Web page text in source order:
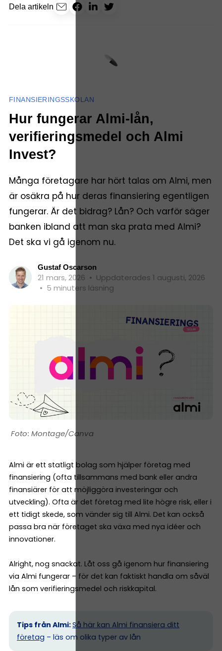
Dela artikeln
FINANSIERINGSSKOLAN
Hur fungerar Almi-lån,
verifieringsmedel och Almi
Invest?
Många företagare har hört talas om Almi, men
är osäkra på hur deras finansiering egentligen
fungerar. Är det bidrag? Lån? Och varför säger
banken ibland att man ska prata med Almi?
Det ska vi gå igenom nu.
Gustaf Oscarson
21 mars, 2026 • Uppdaterades 1 augusti, 2026
• 5 minuters läsning
Montage/Canva
Almi är ett statligt bolag som hjälper företag med
finansiering (ofta tillsammans med bank eller andra
finansiärer för att möjliggöra investeringar och
utveckling). Ofta är det företag med lite högre risk, eller i
ett tidigt skede, som vänder sig till Almi. Det kan också
passa bra när företaget ska växa med nya idéer och
innovationer.
Alright, nog snackat. Låt oss gå igenom hur finansiering
via Almi fungerar – för det kan faktiskt handla om såväl
lån som verifieringsmedel och riskkapital.
Tips från Almi:Så här kan Almi finansiera ditt
företag – läs om olika typer av lån